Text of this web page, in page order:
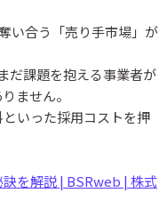
い合う「売り手市場」が
だ課題を抱える事業者が
ません。
いった採用コストを押
を解説 | BSRweb | 株式